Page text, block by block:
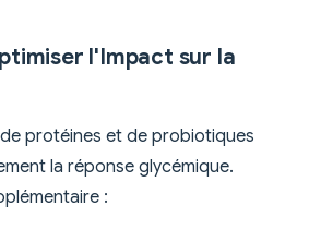
l'Impact sur la
protéines et de probiotiques
la réponse glycémique.
: